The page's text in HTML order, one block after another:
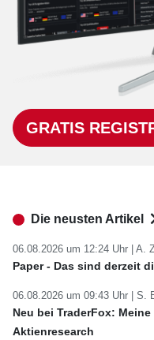
GRATIS
Die neusten Artikel
06.08.2026 um 12:24 Uhr | A.
Paper - Das sind derzeit
06.08.2026 um 09:43 Uhr | S.
Neu bei TraderFox:
Aktienresearch